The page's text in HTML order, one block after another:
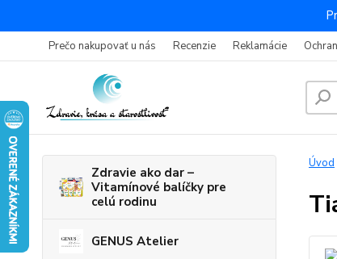
Prečo nakupovať u nás Recenzie Reklamácie
Zdravie ako dar –
Vitamínové balíčky pre
celú rodinu
GENUS Atelier
Úvod